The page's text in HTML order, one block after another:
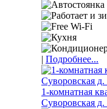
| Подробнее...
1-комнатная
Суворовская д.